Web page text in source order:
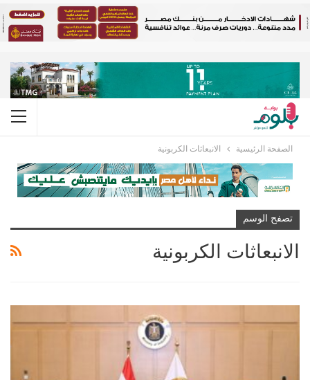
الصفحة الرئيسية الانبعاثات الكربونية
تصفح الوسم
الانبعاثات الكربونية